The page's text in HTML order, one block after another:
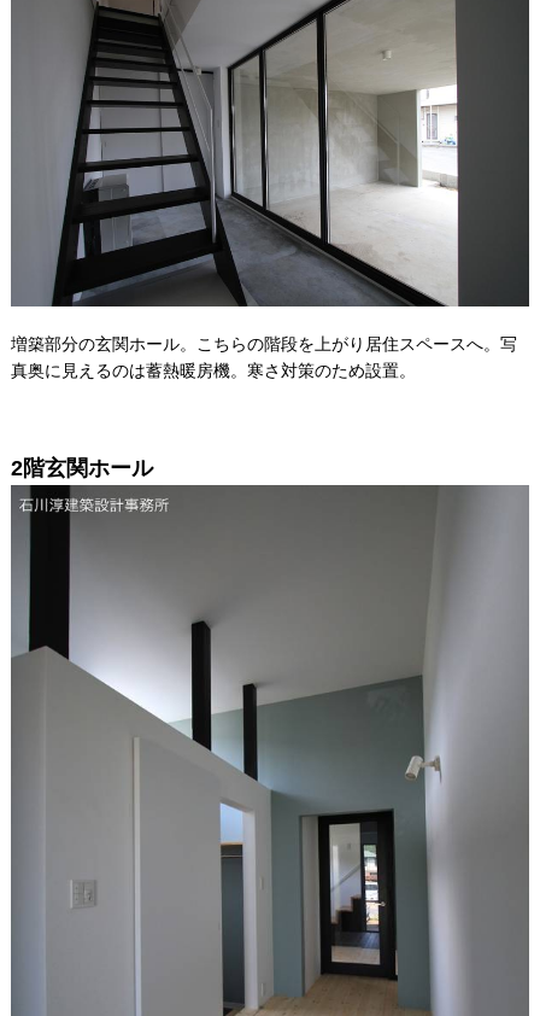
増築部分の玄関ホール。こちらの階段を上がり居住スペースへ。写
真奥に見えるのは蓄熱暖房機。寒さ対策のため設置。
2階玄関ホール